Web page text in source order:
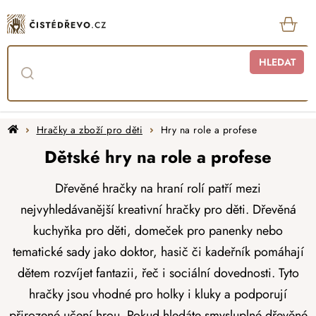
na
obsah
HLEDAT
DomůHračky a zboží pro děti Hry na role a profese
Dětské hry na role a profese
Dřevěné hračky na hraní rolí patří mezi
nejvyhledávanější kreativní hračky pro děti. Dřevěná
kuchyňka pro děti, domeček pro panenky nebo
tematické sady jako doktor, hasič či kadeřník pomáhají
dětem rozvíjet fantazii, řeč i sociální dovednosti. Tyto
hračky jsou vhodné pro holky i kluky a podporují